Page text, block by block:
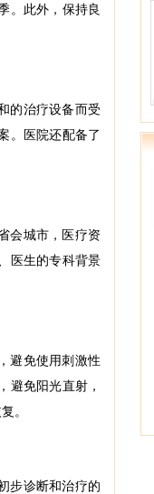
。此外，保持良
的治疗设备而受
。医院还配备了
会城市，医疗资
医生的专科背景
避免使用刺激性
避免阳光直射，
。
步诊断和治疗的